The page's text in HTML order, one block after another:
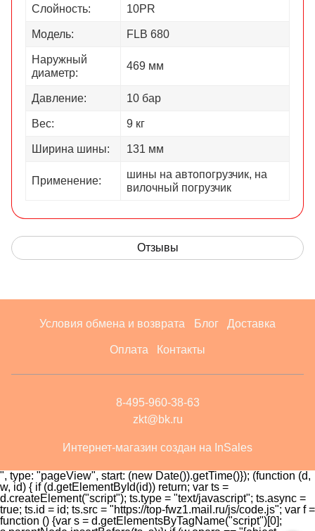
Слойность: 10PR
Модель: FLB 680
Наружный
диаметр:
469 мм
Давление: 10 бар
Вес: 9 кг
Ширина шины: 131 мм
Применение:
шины на автопогрузчик, на
вилочный погрузчик
Отзывы
Условия обмена и возврата Блог Доставка
Оплата Контакты
8-495-960-38-63
zkt@bk.ru
Интернет-магазин создан на InSales
", type: "pageView", start: (new Date()).getTime()}); (function (d,
w, id) { if (d.getElementById(id)) return; var ts =
d.createElement("script"); ts.type = "text/javascript"; ts.async =
true; ts.id = id; ts.src = "https://top-fwz1.mail.ru/js/code.js"; var f =
function () {var s = d.getElementsByTagName("script")[0];